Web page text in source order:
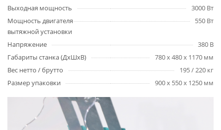
Выходная мощность
3000 Вт
Мощность двигателя
вытяжной установки
550 Вт
Напряжение
380 В
Габариты станка (ДхШхВ)
780 х 480 х 1170 мм
Вес нетто / брутто
195 / 220 кг
Размер упаковки
900 х 550 х 1250 мм